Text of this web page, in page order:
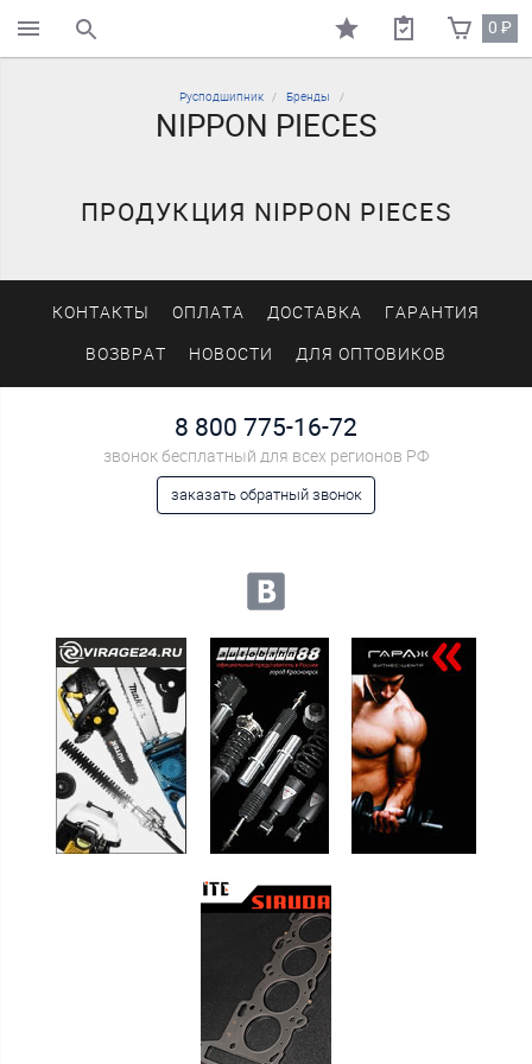
поиск по каталогу 0₽
Русподшипник Бренды
NIPPON PIECES
ПРОДУКЦИЯ NIPPON PIECES
КОНТАКТЫ ОПЛАТА ДОСТАВКА ГАРАНТИЯ
ВОЗВРАТ НОВОСТИ ДЛЯ ОПТОВИКОВ
8 800 775-16-72
звонок бесплатный для всех регионов РФ
заказать обратный звонок